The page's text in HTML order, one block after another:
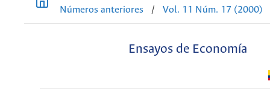
Números anteriores
/ Vol. 11 Núm. 17 (2000)
Ensayos de Economía